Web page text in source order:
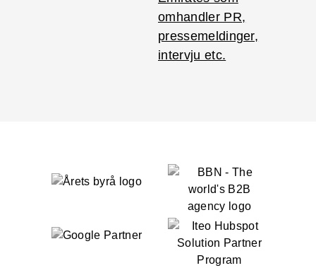
omhandler PR,
pressemeldinger,
intervju etc.